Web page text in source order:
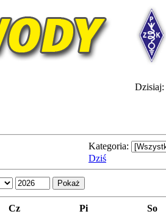
Dzisiaj:
Kategoria:
Dziś
Cz Pi So